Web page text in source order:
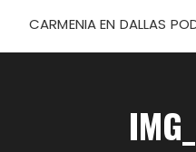
CARMENIA EN DALLAS